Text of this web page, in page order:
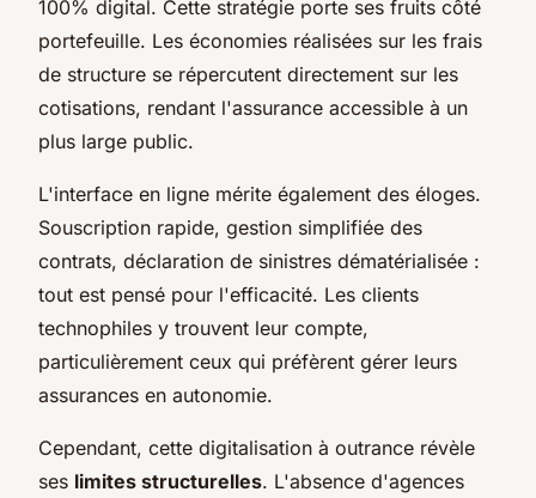
100% digital. Cette stratégie porte ses fruits côté
portefeuille. Les économies réalisées sur les frais
de structure se répercutent directement sur les
cotisations, rendant l'assurance accessible à un
plus large public.
L'interface en ligne mérite également des éloges.
Souscription rapide, gestion simplifiée des
contrats, déclaration de sinistres dématérialisée :
tout est pensé pour l'efficacité. Les clients
technophiles y trouvent leur compte,
particulièrement ceux qui préfèrent gérer leurs
assurances en autonomie.
Cependant, cette digitalisation à outrance révèle
ses limites structurelles. L'absence d'agences